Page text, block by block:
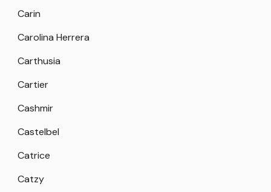
Carin
Carolina Herrera
Carthusia
Cartier
Cashmir
Castelbel
Catrice
Catzy